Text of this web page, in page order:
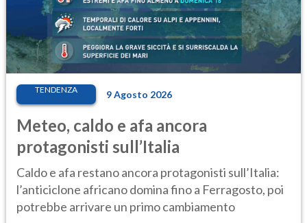
TENDENZA 9 Agosto 2026
Meteo, caldo e afa ancora
protagonisti sull’Italia
Caldo e afa restano ancora protagonisti sull’Italia:
l’anticiclone africano domina fino a Ferragosto, poi
potrebbe arrivare un primo cambiamento